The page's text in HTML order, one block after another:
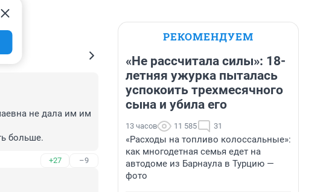
не дала им им
больше.
+27 –9
РЕКОМЕНДУЕМ
«Не рассчитала силы»: 18-
летняя ужурка пыталась
успокоить трехмесячного
сына и убила его
13 часов 11 585 31
«Расходы на топливо колоссальные»:
как многодетная семья едет на
автодоме из Барнаула в Турцию —
фото